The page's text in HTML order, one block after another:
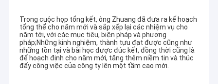
Trong cuộc họp tổng kết, ông Zhuang đã đưa ra kế hoạch
tổng thể cho năm mới và sắp xếp lại các nhiệm vụ cho
năm tới, với các mục tiêu, biện pháp và phương
pháp;Những kinh nghiệm, thành tựu đạt được cũng như
những tồn tại và bài học được đúc kết, đồng thời cũng là
để hoạch định cho năm mới, tăng thêm niềm tin và thúc
đẩy công việc của công ty lên một tầm cao mới.